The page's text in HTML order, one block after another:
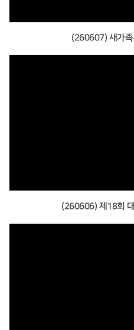
(260607) 새가족
(260606) 제18회